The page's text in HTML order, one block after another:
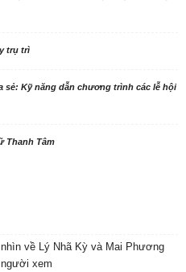
trụ trì
sẻ: Kỹ năng dẫn chương trình các lễ hội
Thanh Tâm
về Lý Nhã Kỳ và Mai Phương
xem